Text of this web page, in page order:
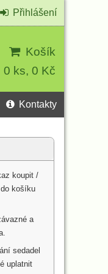
Košík
0 ks, 0 Kč
Přihlášení
Kontakty
koupit /
košíku
a
sedadel
uplatnit